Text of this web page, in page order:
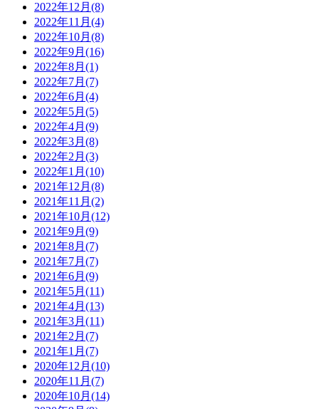
2022年12月(8)
2022年11月(4)
2022年10月(8)
2022年9月(16)
2022年8月(1)
2022年7月(7)
2022年6月(4)
2022年5月(5)
2022年4月(9)
2022年3月(8)
2022年2月(3)
2022年1月(10)
2021年12月(8)
2021年11月(2)
2021年10月(12)
2021年9月(9)
2021年8月(7)
2021年7月(7)
2021年6月(9)
2021年5月(11)
2021年4月(13)
2021年3月(11)
2021年2月(7)
2021年1月(7)
2020年12月(10)
2020年11月(7)
2020年10月(14)